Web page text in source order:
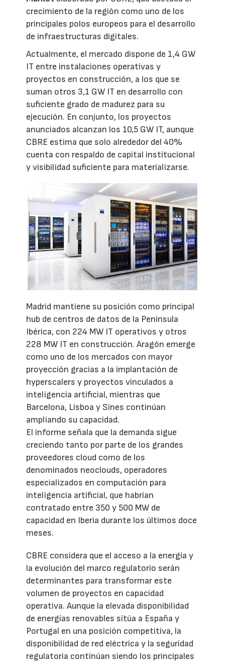
crecimiento de la región como uno de los
principales polos europeos para el desarrollo
de infraestructuras digitales.
Actualmente, el mercado dispone de 1,4 GW
IT entre instalaciones operativas y
proyectos en construcción, a los que se
suman otros 3,1 GW IT en desarrollo con
suficiente grado de madurez para su
ejecución. En conjunto, los proyectos
anunciados alcanzan los 10,5 GW IT, aunque
CBRE estima que solo alrededor del 40%
cuenta con respaldo de capital institucional
y visibilidad suficiente para materializarse.
Madrid mantiene su posición como principal
hub de centros de datos de la Península
Ibérica, con 224 MW IT operativos y otros
228 MW IT en construcción. Aragón emerge
como uno de los mercados con mayor
proyección gracias a la implantación de
hyperscalers y proyectos vinculados a
inteligencia artificial, mientras que
Barcelona, Lisboa y Sines continúan
ampliando su capacidad.
El informe señala que la demanda sigue
creciendo tanto por parte de los grandes
proveedores cloud como de los
denominados neoclouds, operadores
especializados en computación para
inteligencia artificial, que habrían
contratado entre 350 y 500 MW de
capacidad en Iberia durante los últimos doce
meses.
CBRE considera que el acceso a la energía y
la evolución del marco regulatorio serán
determinantes para transformar este
volumen de proyectos en capacidad
operativa. Aunque la elevada disponibilidad
de energías renovables sitúa a España y
Portugal en una posición competitiva, la
disponibilidad de red eléctrica y la seguridad
regulatoria continúan siendo los principales